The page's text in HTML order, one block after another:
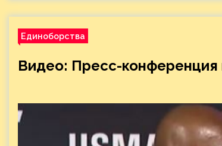
Единоборства
Видео: Пресс-конференция